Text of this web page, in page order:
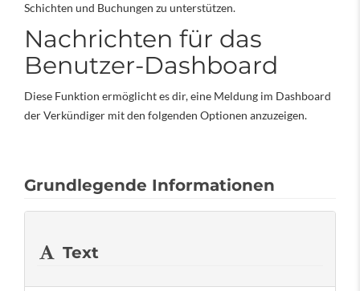
Schichten und Buchungen zu unterstützen.
Nachrichten für das
Benutzer-Dashboard
Diese Funktion ermöglicht es dir, eine Meldung im Dashboard
der Verkündiger mit den folgenden Optionen anzuzeigen.
Grundlegende Informationen
Text